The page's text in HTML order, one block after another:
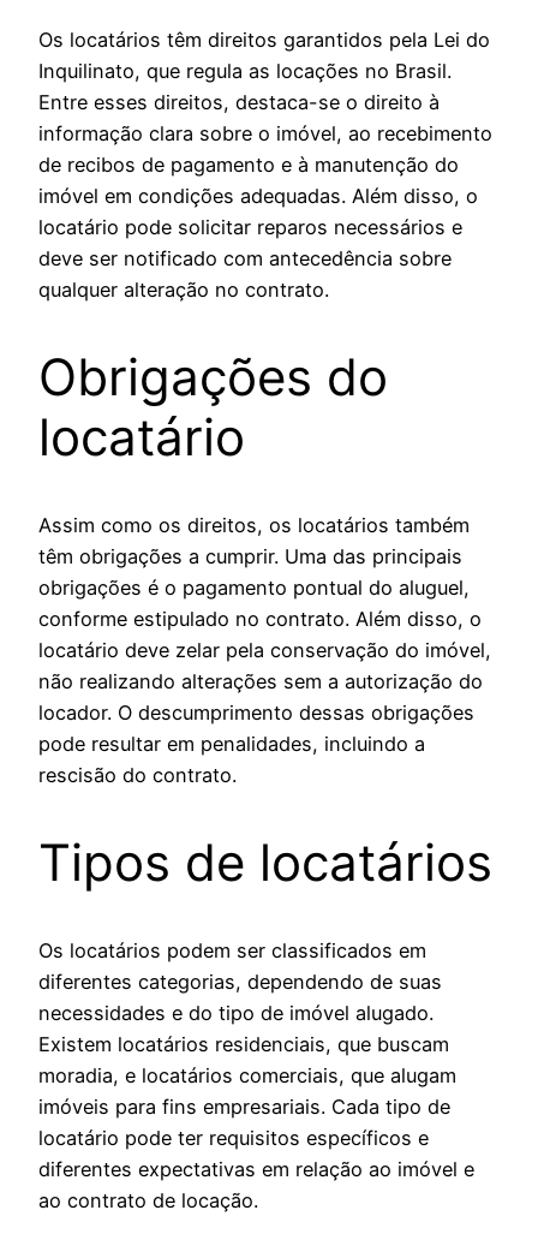
Os locatários têm direitos garantidos pela Lei do
Inquilinato, que regula as locações no Brasil.
Entre esses direitos, destaca-se o direito à
informação clara sobre o imóvel, ao recebimento
de recibos de pagamento e à manutenção do
imóvel em condições adequadas. Além disso, o
locatário pode solicitar reparos necessários e
deve ser notificado com antecedência sobre
qualquer alteração no contrato.
Obrigações do
locatário
Assim como os direitos, os locatários também
têm obrigações a cumprir. Uma das principais
obrigações é o pagamento pontual do aluguel,
conforme estipulado no contrato. Além disso, o
locatário deve zelar pela conservação do imóvel,
não realizando alterações sem a autorização do
locador. O descumprimento dessas obrigações
pode resultar em penalidades, incluindo a
rescisão do contrato.
Tipos de locatários
Os locatários podem ser classificados em
diferentes categorias, dependendo de suas
necessidades e do tipo de imóvel alugado.
Existem locatários residenciais, que buscam
moradia, e locatários comerciais, que alugam
imóveis para fins empresariais. Cada tipo de
locatário pode ter requisitos específicos e
diferentes expectativas em relação ao imóvel e
ao contrato de locação.